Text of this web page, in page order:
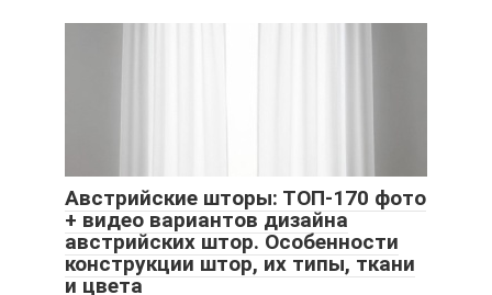
Австрийские шторы: ТОП-170 фото
+ видео вариантов дизайна
австрийских штор. Особенности
конструкции штор, их типы, ткани
и цвета